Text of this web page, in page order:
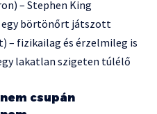
– Stephen King
egy börtönőrt játszott
– fizikailag és érzelmileg is
lakatlan szigeten túlélő
csupán